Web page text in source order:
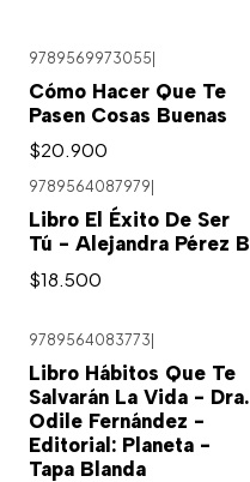
9789569973055
Cómo Hacer Que Te
Pasen Cosas Buenas
$20.900
9789564087979
Libro El Éxito De Ser
Tú - Alejandra Pérez B
$18.500
9789564083773|
Libro Hábitos Que Te
Salvarán La Vida - Dra.
Odile Fernández -
Editorial: Planeta -
Tapa Blanda